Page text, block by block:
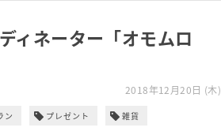
ィネーター「オモムロ
2018年12月20日 (木)
ン プレゼント 雑貨